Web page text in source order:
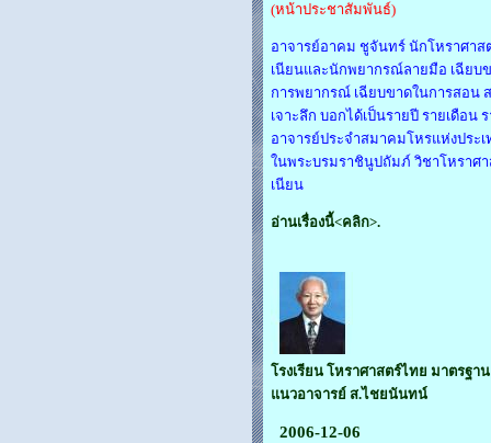
(หน้าประชาสัมพันธ์)
อาจารย์อาคม ชูจันทร์ นักโหราศาส
เนียนและนักพยากรณ์ลายมือ เฉียบ
การพยากรณ์ เฉียบขาดในการสอน
เจาะลึก บอกได้เป็นรายปี รายเดือน
อาจารย์ประจำสมาคมโหรแห่งประ
ในพระบรมราชินูปถัมภ์ วิชาโหราศา
เนียน
อ่านเรื่องนี้<คลิก>.
โรงเรียน โหราศาสตร์ไทย มาตรฐา
แนวอาจารย์ ส.ไชยนันทน์
2006-12-06